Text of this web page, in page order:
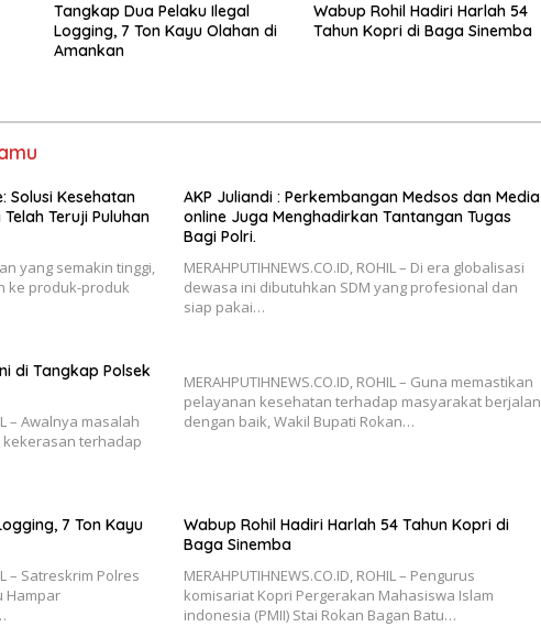
Tangkap Dua Pelaku Ilegal
Logging, 7 Ton Kayu Olahan di
Amankan
Wabup Rohil Hadiri Harlah 54
Tahun Kopri di Baga Sinemba
Solusi Kesehatan
Teruji Puluhan
yang semakin tinggi,
ke produk-produk
AKP Juliandi : Perkembangan Medsos dan Media
online Juga Menghadirkan Tantangan Tugas
Bagi Polri.
MERAHPUTIHNEWS.CO.ID, ROHIL – Di era globalisasi
dewasa ini dibutuhkan SDM yang profesional dan
siap pakai…
di Tangkap Polsek
– Awalnya masalah
terhadap
MERAHPUTIHNEWS.CO.ID, ROHIL – Guna memastikan
pelayanan kesehatan terhadap masyarakat berjalan
dengan baik, Wakil Bupati Rokan…
7 Ton Kayu
– Satreskrim Polres
Hampar
Wabup Rohil Hadiri Harlah 54 Tahun Kopri di
Baga Sinemba
MERAHPUTIHNEWS.CO.ID, ROHIL – Pengurus
komisariat Kopri Pergerakan Mahasiswa Islam
indonesia (PMII) Stai Rokan Bagan Batu…